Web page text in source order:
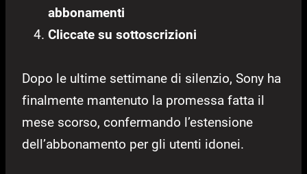
abbonamenti
Cliccate su sottoscrizioni
Dopo le ultime settimane di silenzio, Sony ha
finalmente mantenuto la promessa fatta il
mese scorso, confermando l’estensione
dell’abbonamento per gli utenti idonei.